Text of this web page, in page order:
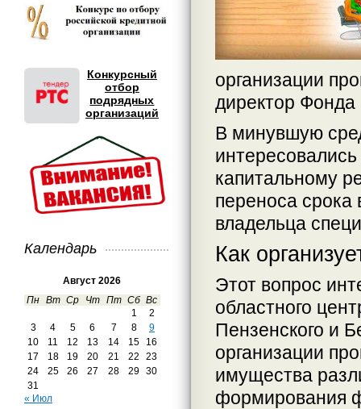
Конкурсный
отбор
подрядных
организаций
Календарь
Август 2026
Пн Вт Ср Чт Пт Сб Вс
1
2
3
4 5 6 7 8
9
10
11 12 13 14 15
16
17
18 19 20 21 22
23
24
25 26 27 28 29
30
31
« Июл
организации
директор
В минувшую
капитальному
переноса срока
владельца
Как
Этот вопрос
областного
Пензенского и
организации
имущества
формирования